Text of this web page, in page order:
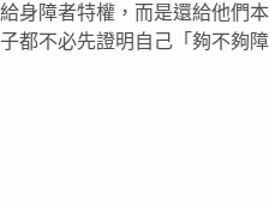
身障者特權，而是還給他們
都不必先證明自己「夠不夠